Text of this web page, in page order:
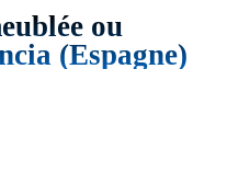
ou
(Espagne)